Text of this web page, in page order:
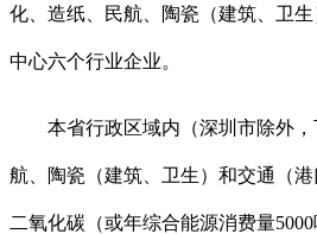
化、造纸、民航、陶瓷（建筑、卫
中心六个行业企业。
本省行政区域内（深圳市除外，
航、陶瓷（建筑、卫生）和交通（
二氧化碳（或年综合能源消费量